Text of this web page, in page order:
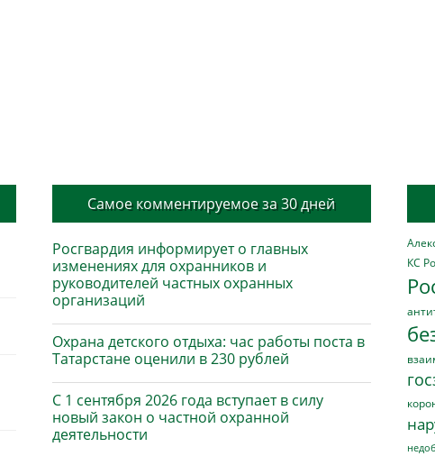
Самое комментируемое за 30 дней
Росгвардия информирует о главных
изменениях для охранников и
руководителей частных охранных
организаций
Охрана детского отдыха: час работы поста в
Татарстане оценили в 230 рублей
С 1 сентября 2026 года вступает в силу
новый закон о частной охранной
деятельности
КС